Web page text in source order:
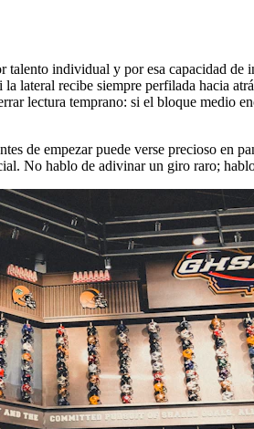
individual y por esa capacidad de
lateral recibe siempre perfilada hacia
lectura temprano: si el bloque medio
de empezar puede verse precioso en
No hablo de adivinar un giro raro;